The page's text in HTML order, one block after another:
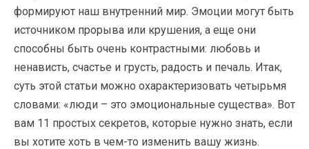
формируют наш внутренний мир. Эмоции могут быть
источником прорыва или крушения, а еще они
способны быть очень контрастными: любовь и
ненависть, счастье и грусть, радость и печаль. Итак,
суть этой статьи можно охарактеризовать четырьмя
словами: «люди – это эмоциональные существа». Вот
вам 11 простых секретов, которые нужно знать, если
вы хотите хоть в чем-то изменить вашу жизнь.